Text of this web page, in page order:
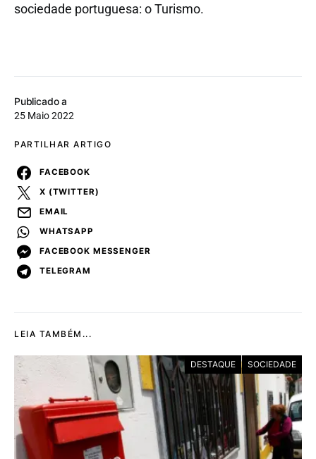
Publicado a
25 Maio 2022
PARTILHAR ARTIGO
FACEBOOK
X (TWITTER)
EMAIL
WHATSAPP
FACEBOOK MESSENGER
TELEGRAM
sociedade portuguesa: o Turismo.
LEIA TAMBÉM...
DESTAQUE SOCIEDADE